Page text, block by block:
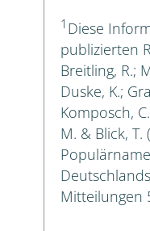
1 Diese
publizierten
Breitling, R.;
Duske, K.;
Komposch,
M. & Blick, T.
Mitteilungen